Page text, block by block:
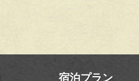
宿泊プラン